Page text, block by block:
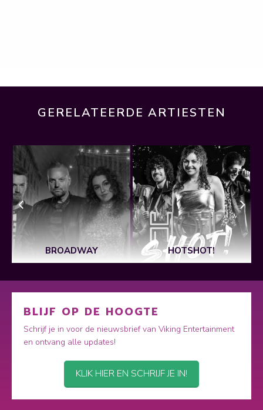
GERELATEERDE ARTIESTEN
BROADWAY HOTSHOT!
BLIJF OP DE HOOGTE
Schrijf je in voor de nieuwsbrief van Viking Entertainment
en ontvang alle updates!
KLIK HIER EN SCHRIJF JE IN!